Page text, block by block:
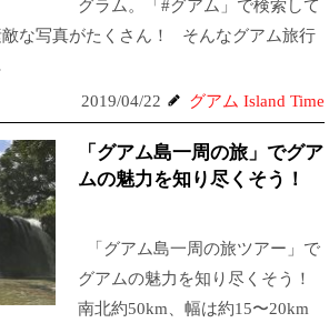
グラム。「#グアム」で検索して
な写真がたくさん！ そんなグアム旅行
2019/04/22
グアム Island Time
「グアム島一周の旅」でグア
ムの魅力を知り尽くそう！
「グアム島一周の旅ツアー」で
グアムの魅力を知り尽くそう！
南北約50km、幅は約15〜20km